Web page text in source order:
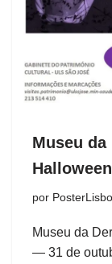
Museu
Halloween
por
Museu da
— 31 de